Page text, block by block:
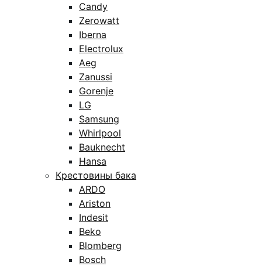
Candy
Zerowatt
Iberna
Electrolux
Aeg
Zanussi
Gorenje
LG
Samsung
Whirlpool
Bauknecht
Hansa
Крестовины бака
ARDO
Ariston
Indesit
Beko
Blomberg
Bosch